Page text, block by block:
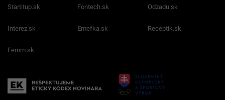
Startitup.sk Fontech.sk Odzadu.sk
Interez.sk Emefka.sk Receptik.sk
Femm.sk